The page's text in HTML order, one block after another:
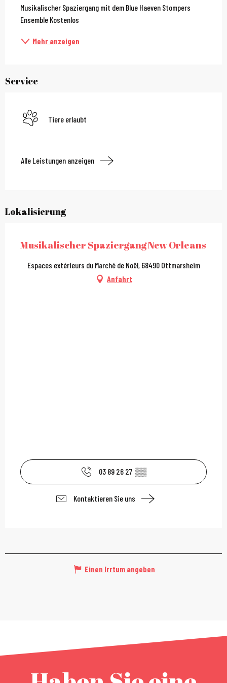
Musikalischer Spaziergang mit dem Blue Haeven Stompers
Ensemble Kostenlos
Mehr anzeigen
Service
Tiere erlaubt
Alle Leistungen anzeigen
Lokalisierung
Musikalischer Spaziergang New Orleans
Espaces extérieurs du Marché de Noël, 68490 Ottmarsheim
Anfahrt
03 89 26 27 ▒▒
Kontaktieren Sie uns
Einen Irrtum angeben